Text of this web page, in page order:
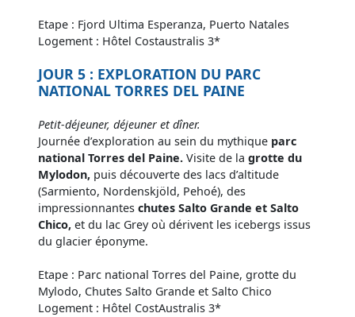
Etape : Fjord Ultima Esperanza, Puerto Natales
Logement : Hôtel Costaustralis 3*
JOUR 5 : EXPLORATION DU PARC
NATIONAL TORRES DEL PAINE
Petit-déjeuner, déjeuner et dîner.
Journée d’exploration au sein du mythique parc
national Torres del Paine. Visite de la grotte du
Mylodon, puis découverte des lacs d’altitude
(Sarmiento, Nordenskjöld, Pehoé), des
impressionnantes chutes Salto Grande et Salto
Chico, et du lac Grey où dérivent les icebergs issus
du glacier éponyme.
Etape : Parc national Torres del Paine, grotte du
Mylodo, Chutes Salto Grande et Salto Chico
Logement : Hôtel CostAustralis 3*